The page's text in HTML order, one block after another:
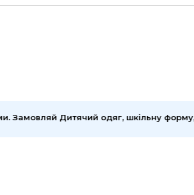
Дитячий одяг, шкільну форму,